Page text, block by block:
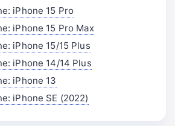
iPhone 15 Pro
iPhone 15 Pro Max
iPhone 15/15 Plus
iPhone 14/14 Plus
iPhone 13
iPhone SE (2022)